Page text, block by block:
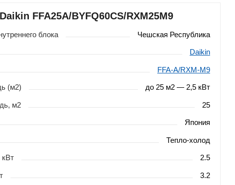
FFA25A/BYFQ60CS/RXM25M9
блока Чешская Республика
Daikin
FFA-A/RXM-M9
(м2) до 25 м2 — 2,5 кВт
м2 25
Япония
Тепло-холод
2.5
3.2